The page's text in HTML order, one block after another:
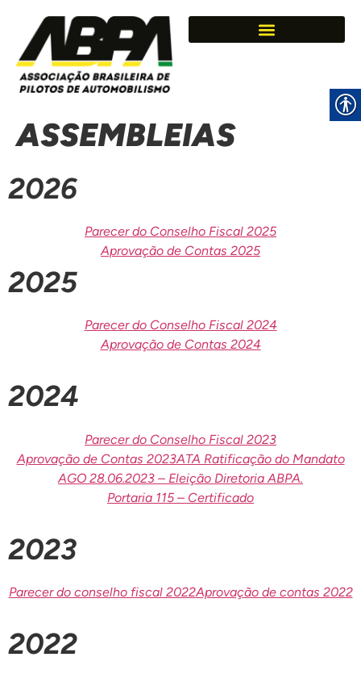
ASSEMBLEIAS
2026
Parecer do Conselho Fiscal 2025
Aprovação de Contas 2025
2025
Parecer do Conselho Fiscal 2024
Aprovação de Contas 2024
2024
Parecer do Conselho Fiscal 2023
Aprovação de Contas 2023ATA Ratificação do Mandato
AGO 28.06.2023 – Eleição Diretoria ABPA.
Portaria 115 – Certificado
2023
Parecer do conselho fiscal 2022Aprovação de contas 2022
2022